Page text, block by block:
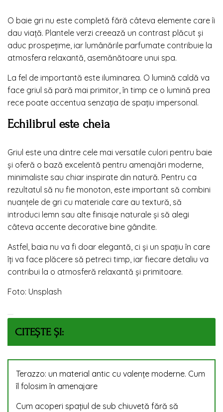
O baie gri nu este completă fără câteva elemente care îi
dau viață. Plantele verzi creează un contrast plăcut și
aduc prospețime, iar lumânările parfumate contribuie la
atmosfera relaxantă, asemănătoare unui spa.
La fel de importantă este iluminarea. O lumină caldă va
face griul să pară mai primitor, în timp ce o lumină prea
rece poate accentua senzația de spațiu impersonal.
Echilibrul este cheia
Griul este una dintre cele mai versatile culori pentru baie
și oferă o bază excelentă pentru amenajări moderne,
minimaliste sau chiar inspirate din natură. Pentru ca
rezultatul să nu fie monoton, este important să combini
nuanțele de gri cu materiale care au textură, să
introduci lemn sau alte finisaje naturale și să alegi
câteva accente decorative bine gândite.
Astfel, baia nu va fi doar elegantă, ci și un spațiu în care
îți va face plăcere să petreci timp, iar fiecare detaliu va
contribui la o atmosferă relaxantă și primitoare.
Foto: Unsplash
CITEȘTE ȘI:
Terazzo: un material antic cu valențe moderne. Cum
îl folosim în amenajare
Cum acoperi spațiul de sub chiuvetă fără să